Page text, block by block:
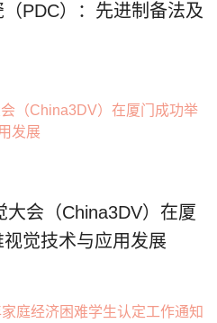
PDC）：先进制备法及
会（China3DV）在厦
觉技术与应用发展